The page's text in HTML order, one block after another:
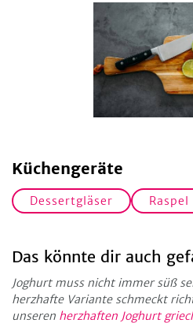
Küchengeräte
Dessertgläser Raspel
Das könnte dir auch
Joghurt muss nicht immer süß
herzhafte Variante schmeckt
unseren herzhaften Joghurt